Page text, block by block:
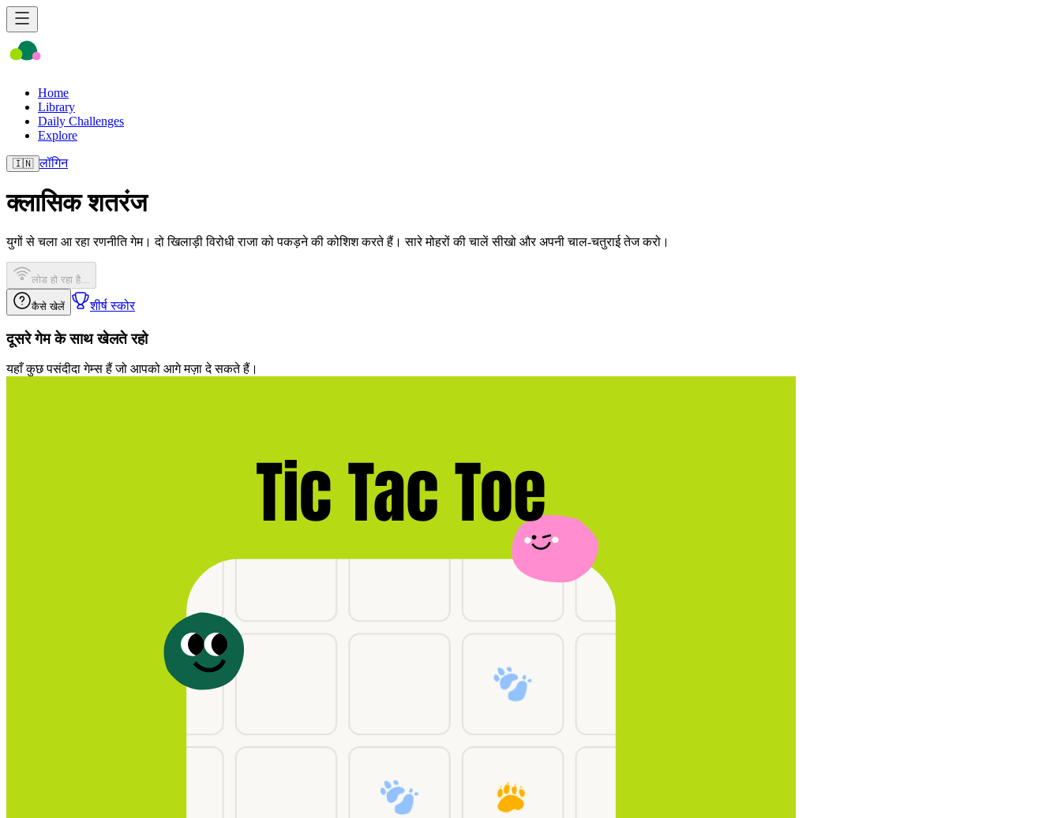
Home
Library
Daily Challenges
Explore
🇮🇳 लॉगिन
क्लासिक शतरंज
युगों से चला आ रहा रणनीति गेम। दो खिलाड़ी विरोधी राजा को पकड़ने की कोशिश करते हैं। सारे मोहरों की चालें सीखो और अपनी चाल-चतुराई तेज करो।
लोड हो रहा है...
कैसे खेलें शीर्ष स्कोर
दूसरे गेम के साथ खेलते रहो
यहाँ कुछ पसंदीदा गेम्स हैं जो आपको आगे मज़ा दे सकते हैं।